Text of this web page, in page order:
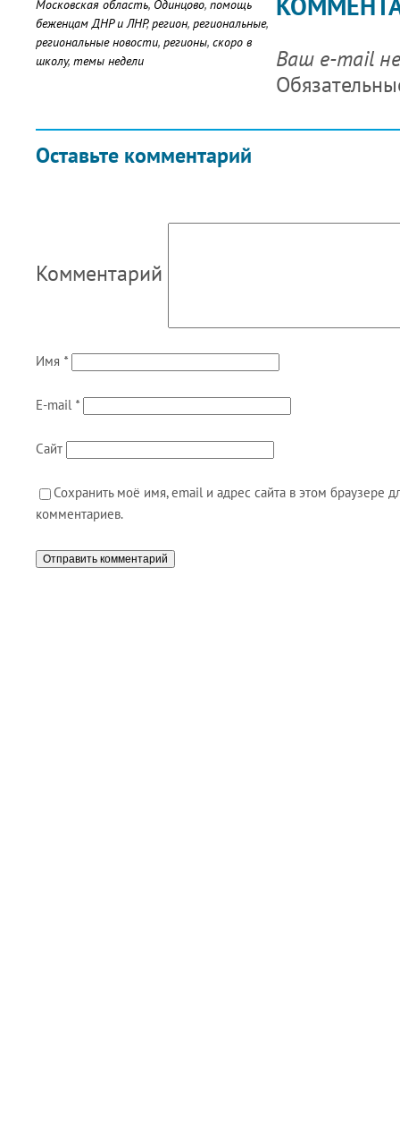
Московская область, Одинцово, помощь
беженцам ДНР и ЛНР,регион, региональные,
региональные новости, регионы, скоро в
школу, темы недели
Оставьте комментарий
Ваш e-mail
Комментарий
Имя *
E-mail *
Сайт
Сохранить моё имя, email и адрес сайта в этом браузере
комментариев.